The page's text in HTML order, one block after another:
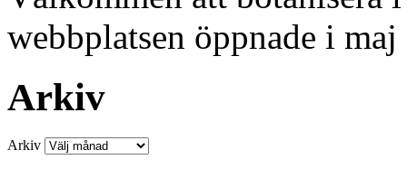
webbplatsen öppnade i
Arkiv
Arkiv